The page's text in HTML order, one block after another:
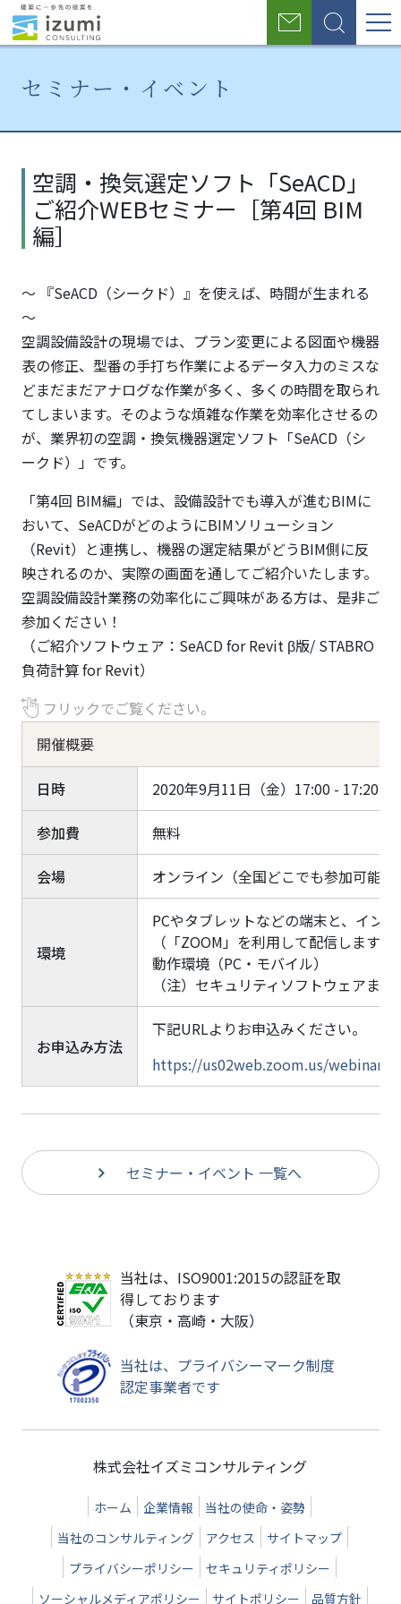
グ
ロ
ー
ゲ
ー
シ
ョ
ン
お
問
検
索
セミナー・イベント
ー・
イベ
ント
「SeACD」
ご紹介
空調・換気選定ソフト「SeACD」
ご紹介WEBセミナー［第4回 BIM
編］
～ 『SeACD（シークド）』を使えば、時間が生まれる
～
空調設備設計の現場では、プラン変更による図面や機器
表の修正、型番の手打ち作業によるデータ入力のミスな
どまだまだアナログな作業が多く、多くの時間を取られ
てしまいます。そのような煩雑な作業を効率化させるの
が、業界初の空調・換気機器選定ソフト「SeACD（シ
ークド）」です。
「第4回 BIM編」では、設備設計でも導入が進むBIMに
おいて、SeACDがどのようにBIMソリューション
（Revit）と連携し、機器の選定結果がどうBIM側に反
映されるのか、実際の画面を通してご紹介いたします。
空調設備設計業務の効率化にご興味がある方は、是非ご
参加ください！
（ご紹介ソフトウェア：SeACD for Revit β版/ STABRO
負荷計算 for Revit）
フリックでご覧ください。
開催概要
日時 2020年9月11日（金）17:00 - 17:20
参加費 無料
会場 オンライン（全国どこでも参加可能）
環境
PCやタブレットなどの端末と、イン
（「ZOOM」を利用して配信します）
動作環境（PC・モバイル）
（注）セキュリティソフトウェアま
お申込み方法
下記URLよりお申込みください。
https://us02web.zoom.us/webinar/
セミナー・イベント 一覧へ
当社は、ISO9001:2015の認証を取
得しております
（東京・高崎・大阪）
当社は、プライバシーマーク制度
認定事業者です
株式会社イズミコンサルティング
ホーム 企業情報
当社の使命・姿勢
当社のコンサルティング
アクセス
サイトマップ
プライバシーポリシー
セキュリティポリシー
ソーシャルメディアポリシー
サイトポリシー 品質方針